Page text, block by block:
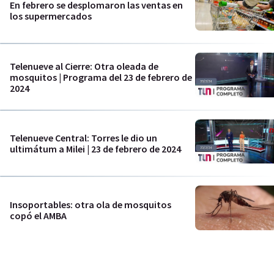
En febrero se desplomaron las ventas en
los supermercados
Telenueve al Cierre: Otra oleada de
mosquitos | Programa del 23 de febrero de
2024
Telenueve Central: Torres le dio un
ultimátum a Milei | 23 de febrero de 2024
Insoportables: otra ola de mosquitos
copó el AMBA